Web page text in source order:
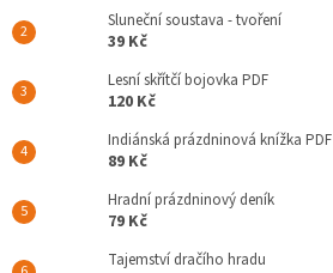
Sluneční soustava - tvoření
39 Kč
Lesní skřítčí bojovka PDF
120 Kč
Indiánská prázdninová knížka PDF
89 Kč
Hradní prázdninový deník
79 Kč
Tajemství dračího hradu